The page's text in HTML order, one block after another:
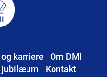
karriere
Om DMI
jubilæum Kontakt